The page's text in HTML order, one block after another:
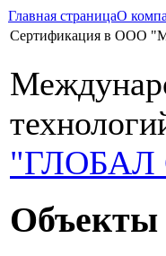
Главная страницаО
Сертификация в ООО